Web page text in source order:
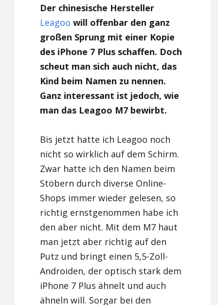
Der chinesische Hersteller
Leagoo will offenbar den ganz
großen Sprung mit einer Kopie
des iPhone 7 Plus schaffen. Doch
scheut man sich auch nicht, das
Kind beim Namen zu nennen.
Ganz interessant ist jedoch, wie
man das Leagoo M7 bewirbt.
Bis jetzt hatte ich Leagoo noch
nicht so wirklich auf dem Schirm.
Zwar hatte ich den Namen beim
Stöbern durch diverse Online-
Shops immer wieder gelesen, so
richtig ernstgenommen habe ich
den aber nicht. Mit dem M7 haut
man jetzt aber richtig auf den
Putz und bringt einen 5,5-Zoll-
Androiden, der optisch stark dem
iPhone 7 Plus ähnelt und auch
ähneln will. Sorgar bei den